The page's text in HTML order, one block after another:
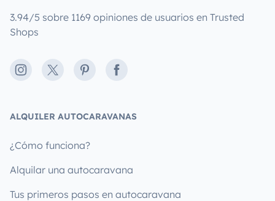
3.94/5 sobre 1169 opiniones de usuarios en Trusted
Shops
Instagram
X PinterestFacebook
ALQUILER AUTOCARAVANAS
¿Cómo funciona?
Alquilar una autocaravana
Tus primeros pasos en autocaravana